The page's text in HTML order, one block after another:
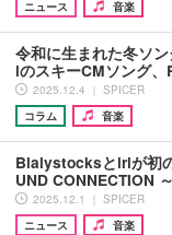
ニュース
音楽
令和に生まれた冬ソ
iのスキーCMソング
2025.12.4 ｜ SPICER
コラム
音楽
Bialystocksとiriが初
UND CONNECTION
2025.12.1 ｜ SPICER
ニュース
音楽